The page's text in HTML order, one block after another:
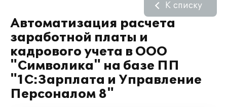
Автоматизация расчета
заработной платы и
кадрового учета в ООО
"Символика" на базе ПП
"1С:Зарплата и Управление
Персоналом 8"
К списку